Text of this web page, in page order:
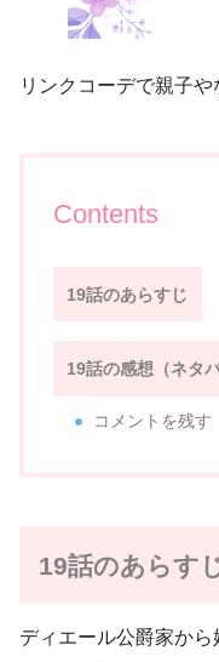
リンクコーデで親子や
Contents
19話のあらすじ
19話の感想（ネタ
コメントを残す
19話のあらす
ディエール公爵家か